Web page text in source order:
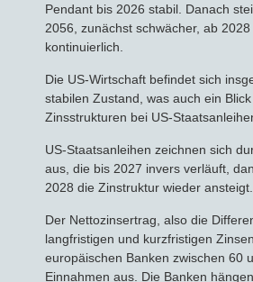
Pendant bis 2026 stabil. Danach
2056, zunächst schwächer, ab
kontinuierlich.
Die US-Wirtschaft befindet sich
stabilen Zustand, was auch ein
Zinsstrukturen bei US-
US-Staatsanleihen zeichnen sich
aus, die bis 2027 invers verläuft,
2028 die Zinstruktur wieder ansteigt.
Der Nettozinsertrag, also die
langfristigen und kurzfristigen
europäischen Banken zwischen 60
Einnahmen aus. Die Banken